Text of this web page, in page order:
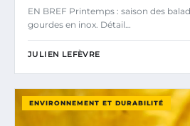
EN BREF Printemps : saison des
gourdes en inox. Détail…
JULIEN LEFÈVRE
ENVIRONNEMENT ET DURABILITÉ